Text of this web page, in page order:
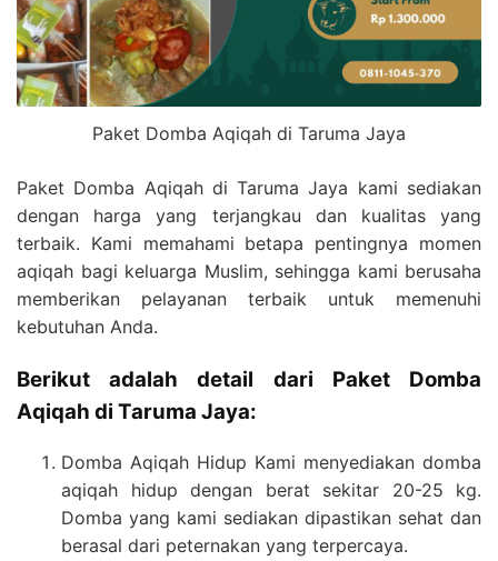
Paket Domba Aqiqah di Taruma Jaya
Paket Domba Aqiqah di Taruma Jaya kami sediakan
dengan harga yang terjangkau dan kualitas yang
terbaik. Kami memahami betapa pentingnya momen
aqiqah bagi keluarga Muslim, sehingga kami berusaha
memberikan pelayanan terbaik untuk memenuhi
kebutuhan Anda.
Berikut adalah detail dari Paket Domba
Aqiqah di Taruma Jaya:
Domba Aqiqah Hidup Kami menyediakan domba
aqiqah hidup dengan berat sekitar 20-25 kg.
Domba yang kami sediakan dipastikan sehat dan
berasal dari peternakan yang terpercaya.